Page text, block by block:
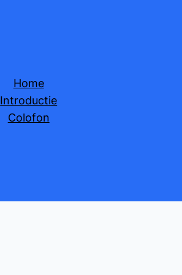
Home
Introductie
Colofon